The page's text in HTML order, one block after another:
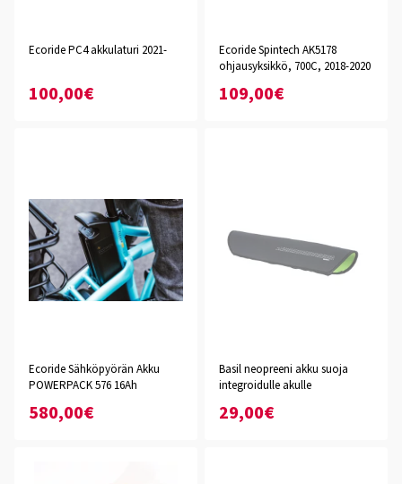
Ecoride PC4 akkulaturi 2021-
100,00€
Ecoride Spintech AK5178
ohjausyksikkö, 700C, 2018-2020
109,00€
Ecoride Sähköpyörän Akku
POWERPACK 576 16Ah
580,00€
Basil neopreeni akku suoja
integroidulle akulle
29,00€